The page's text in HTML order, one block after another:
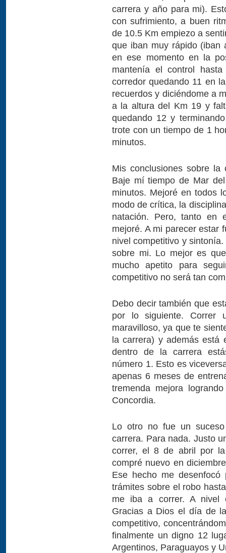
carrera y año para mi).
con sufrimiento, a buen
de 10.5 Km empiezo a
que iban muy rápido (iban
en ese momento en la
mantenía el control
corredor quedando 11 en
recuerdos y diciéndome a
a la altura del Km 19 y
quedando 12 y
trote con un tiempo de 1
minutos.
Mis conclusiones sobre
Baje mí tiempo de Mar
minutos. Mejoré en todos
modo de crítica, la
natación. Pero, tanto en
mejoré. A mi parecer estar
nivel competitivo y
sobre mi. Lo mejor es
mucho apetito para
competitivo no será tan
Debo decir también que
por lo siguiente. Correr
maravilloso, ya que te
la carrera) y además está
dentro de la carrera
número 1. Esto es
apenas 6 meses de
tremenda mejora
Concordia.
Lo otro no fue un
carrera. Para nada. Justo
correr, el 8 de abril por
compré nuevo en
Ese hecho me desenfocó
trámites sobre el robo
me iba a correr. A nivel
Gracias a Dios el día de
competitivo,
finalmente un digno 12
Argentinos, Paraguayos y